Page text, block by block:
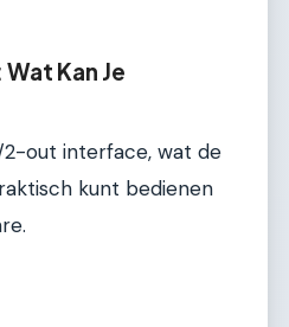
Kan Je
out interface, wat de
kunt bedienen